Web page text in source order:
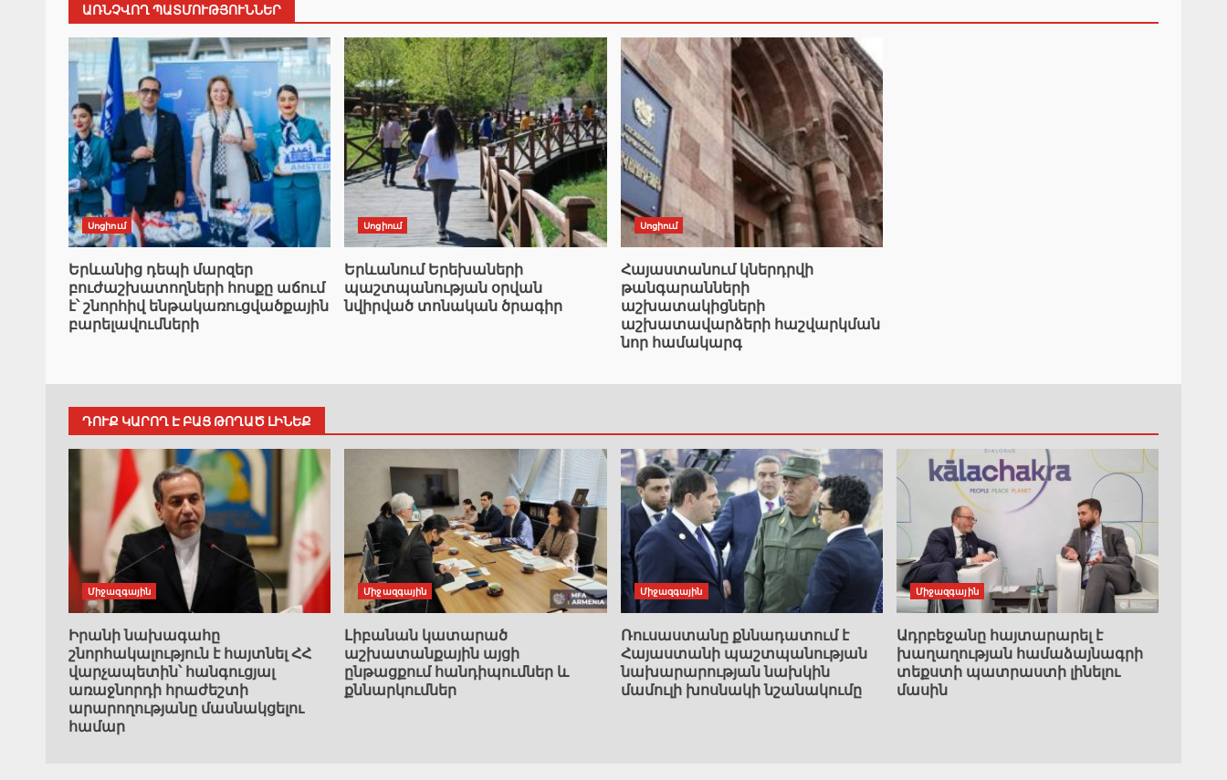
ԱՌՆՉՎՈՂ ՊԱՏՄՈՒԹՅՈՒՆՆԵՐ
Սոցիում
Երևանից դեպի մարզեր
բուժաշխատողների հոսքը աճում
է՝ շնորհիվ ենթակառուցվածքային
բարելավումների
Սոցիում
Երևանում Երեխաների
պաշտպանության օրվան
նվիրված տոնական ծրագիր
Սոցիում
Հայաստանում կներդրվի
թանգարանների
աշխատակիցների
աշխատավարձերի հաշվարկման
նոր համակարգ
ԴՈՒՔ ԿԱՐՈՂ Է ԲԱՑ ԹՈՂԱԾ ԼԻՆԵՔ
Միջազգային
Իրանի նախագահը
շնորհակալություն է հայտնել ՀՀ
վարչապետին՝ հանգուցյալ
առաջնորդի հրաժեշտի
արարողությանը մասնակցելու
համար
Միջազգային
Լիբանան կատարած
աշխատանքային այցի
ընթացքում հանդիպումներ և
քննարկումներ
Միջազգային
Ռուսաստանը քննադատում է
Հայաստանի պաշտպանության
նախարարության նախկին
մամուլի խոսնակի նշանակումը
Միջազգային
Ադրբեջանը հայտարարել է
խաղաղության համաձայնագրի
տեքստի պատրաստի լինելու
մասին